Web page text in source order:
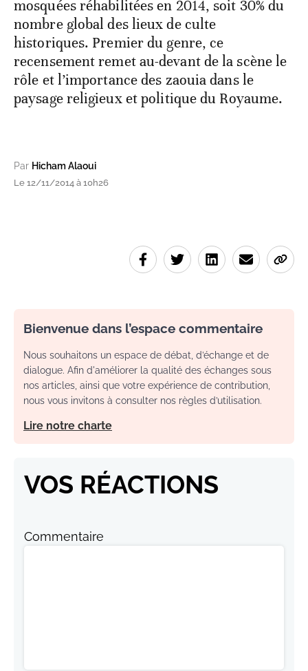
mosquées réhabilitées en 2014, soit 30% du
nombre global des lieux de culte
historiques. Premier du genre, ce
recensement remet au-devant de la scène le
rôle et l’importance des zaouia dans le
paysage religieux et politique du Royaume.
Par Hicham Alaoui
Le 12/11/2014 à 10h26
Bienvenue dans l’espace commentaire
Nous souhaitons un espace de débat, d’échange et de
dialogue. Afin d'améliorer la qualité des échanges sous
nos articles, ainsi que votre expérience de contribution,
nous vous invitons à consulter nos règles d’utilisation.
Lire notre charte
VOS RÉACTIONS
Commentaire